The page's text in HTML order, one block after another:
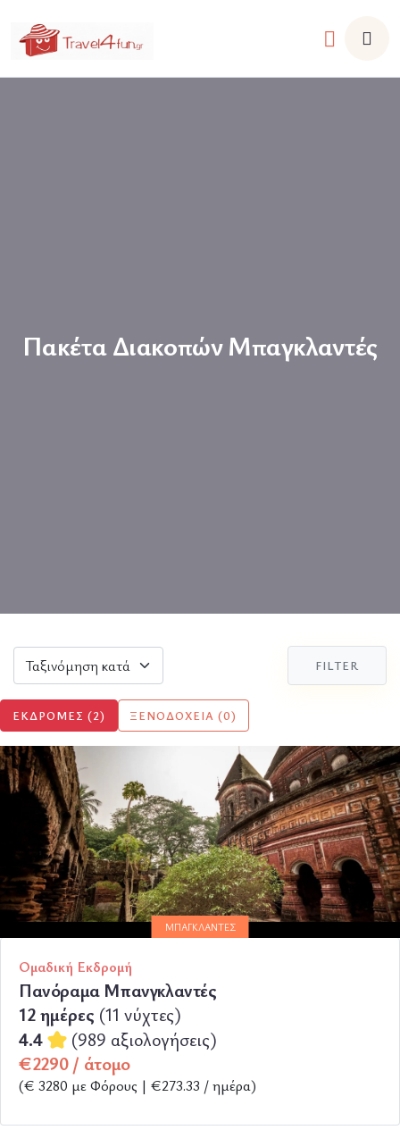
Πακέτα Διακοπών Μπαγκλαντές
FILTER
ΕΚΔΡΟΜΈΣ (2) ΞΕΝΟΔΟΧΕΊΑ (0)
ΜΠΑΓΚΛΑΝΤΈΣ
Ομαδική Εκδρομή
Πανόραμα Μπανγκλαντές
12 ημέρες (11 νύχτες)
4.4
(989 αξιολογήσεις)
€2290 / άτομο
(€ 3280 με Φόρους | €273.33 / ημέρα)